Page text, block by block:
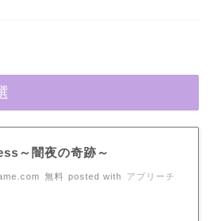
～闇夜の奇跡～
無料 posted with アプリーチ